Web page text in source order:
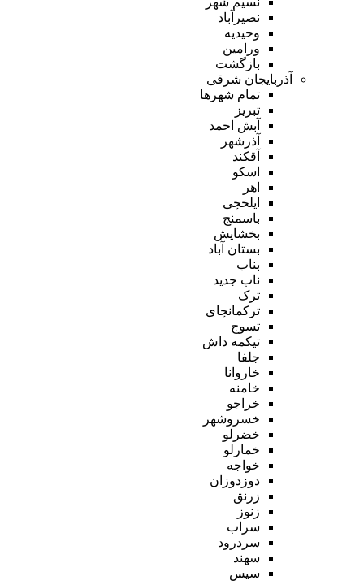
نصیرآباد
وحیدیه
ورامین
بازگشت
آذربایجان شرقی
تمام شهر‌ها
تبریز
آبش احمد
آذرشهر
آقکند
اسکو
اهر
ایلخچی
باسمنج
بخشایش
بستان آباد
بناب
ناب جدید
ترک
ترکمانچای
تسوج
تیکمه داش
جلفا
خاروانا
خامنه
خراجو
خسروشهر
خضرلو
خمارلو
خواجه
دوزدوزان
زرنق
زنوز
سراب
سردرود
سهند
سیس